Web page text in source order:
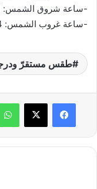
-ساعة شروق الشمس: 6,11
-ساعة غروب الشمس: 16,34
طقس مستقرّ